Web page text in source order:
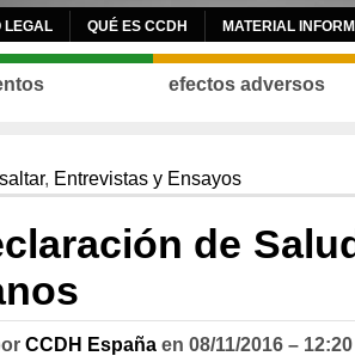
LEGAL QUÉ ES CCDH MATERIAL
efectos adversos
, Entrevistas y Ensayos
de
CCDH España en08/11/2016 – 12:20